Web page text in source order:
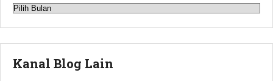
Arsip
Kanal Blog Lain